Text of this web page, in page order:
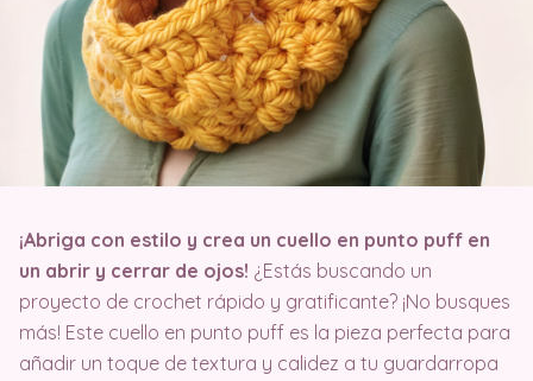
¡Abriga con estilo y crea un cuello en punto puff en
un abrir y cerrar de ojos! ¿Estás buscando un
proyecto de crochet rápido y gratificante? ¡No busques
más! Este cuello en punto puff es la pieza perfecta para
añadir un toque de textura y calidez a tu guardarropa